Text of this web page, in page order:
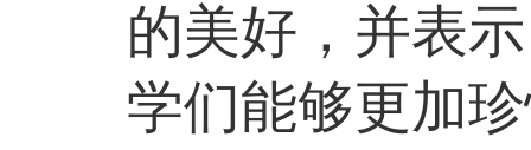
的美好，并表
学们能够更加